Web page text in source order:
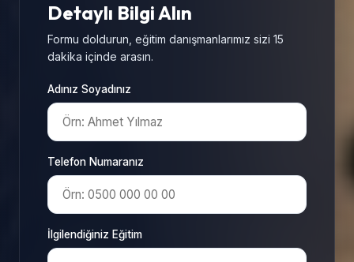
Detaylı Bilgi Alın
Formu doldurun, eğitim danışmanlarımız sizi 15
dakika içinde arasın.
Adınız Soyadınız
Telefon Numaranız
İlgilendiğiniz Eğitim